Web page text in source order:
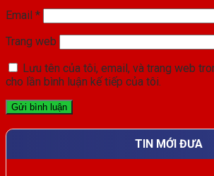
Email *
Trang web
Lưu tên của tôi, email, và trang web
cho lần bình luận kế tiếp của tôi.
TIN MỚI ĐƯA